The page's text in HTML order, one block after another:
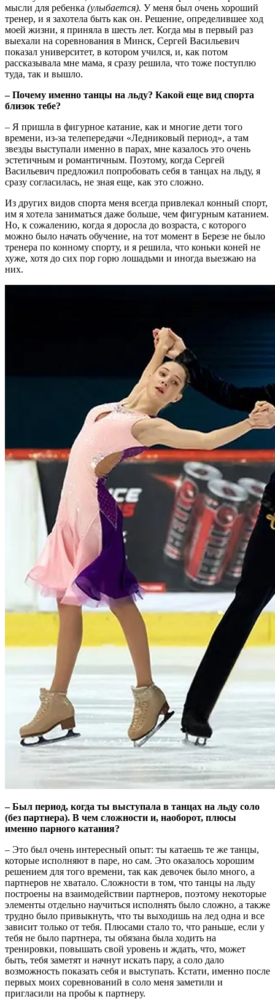
мысли для ребенка (улыбается). У меня был очень хороший
тренер, и я захотела быть как он. Решение, определившее ход
моей жизни, я приняла в шесть лет. Когда мы в первый раз
выехали на соревнования в Минск, Сергей Васильевич
показал университет, в котором учился, и, как потом
рассказывала мне мама, я сразу решила, что тоже поступлю
туда, так и вышло.
– Почему именно танцы на льду? Какой еще вид спорта
близок тебе?
– Я пришла в фигурное катание, как и многие дети того
времени, из-за телепередачи «Ледниковый период», а там
звезды выступали именно в парах, мне казалось это очень
эстетичным и романтичным. Поэтому, когда Сергей
Васильевич предложил попробовать себя в танцах на льду, я
сразу согласилась, не зная еще, как это сложно.
Из других видов спорта меня всегда привлекал конный спорт,
им я хотела заниматься даже больше, чем фигурным катанием.
Но, к сожалению, когда я доросла до возраста, с которого
можно было начать обучение, на тот момент в Березе не было
тренера по конному спорту, и я решила, что коньки коней не
хуже, хотя до сих пор горю лошадьми и иногда выезжаю на
них.
– Был период, когда ты выступала в танцах на льду соло
(без партнера). В чем сложности и, наоборот, плюсы
именно парного катания?
– Это был очень интересный опыт: ты катаешь те же танцы,
которые исполняют в паре, но сам. Это оказалось хорошим
решением для того времени, так как девочек было много, а
партнеров не хватало. Сложности в том, что танцы на льду
построены на взаимодействии партнеров, поэтому некоторые
элементы отдельно научиться исполнять было сложно, а также
трудно было привыкнуть, что ты выходишь на лед одна и все
зависит только от тебя. Плюсами стало то, что раньше, если у
тебя не было партнера, ты обязана была ходить на
тренировки, повышать свой уровень и ждать, что, может
быть, тебя заметят и начнут искать пару, а соло дало
возможность показать себя и выступать. Кстати, именно после
первых моих соревнований в соло меня заметили и
пригласили на пробы к партнеру.